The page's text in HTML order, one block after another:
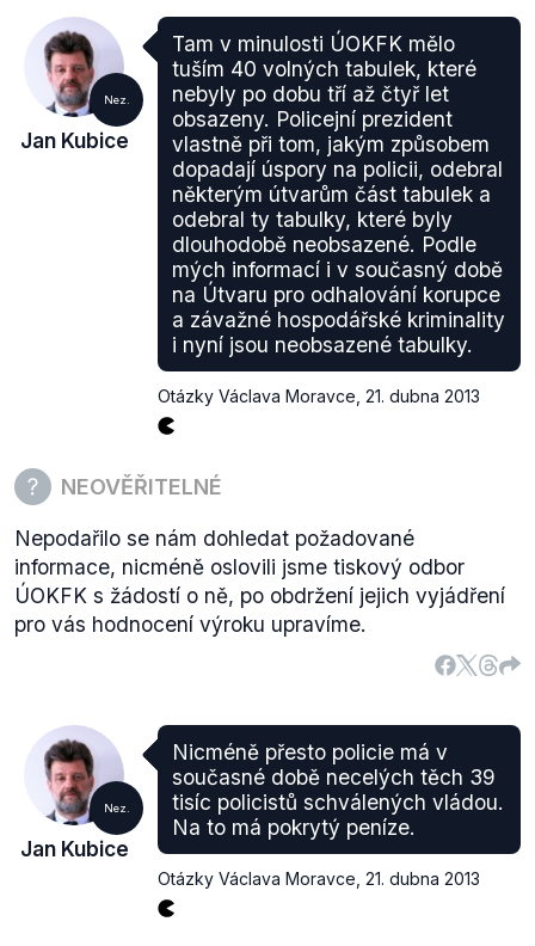
Nez.
Jan Kubice
Tam v minulosti ÚOKFK mělo
tuším 40 volných tabulek, které
nebyly po dobu tří až čtyř let
obsazeny. Policejní prezident
vlastně při tom, jakým způsobem
dopadají úspory na policii, odebral
některým útvarům část tabulek a
odebral ty tabulky, které byly
dlouhodobě neobsazené. Podle
mých informací i v současný době
na Útvaru pro odhalování korupce
a závažné hospodářské kriminality
i nyní jsou neobsazené tabulky.
Otázky Václava Moravce 21. dubna 2013
NEOVĚŘITELNÉ
Nepodařilo se nám dohledat požadované
informace, nicméně oslovili jsme tiskový odbor
ÚOKFK s žádostí o ně, po obdržení jejich vyjádření
pro vás hodnocení výroku upravíme.
Nez.
Jan Kubice
Nicméně přesto policie má v
současné době necelých těch 39
tisíc policistů schválených vládou.
Na to má pokrytý peníze.
Otázky Václava Moravce 21. dubna 2013